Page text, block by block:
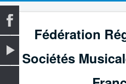
Fédération
Sociétés